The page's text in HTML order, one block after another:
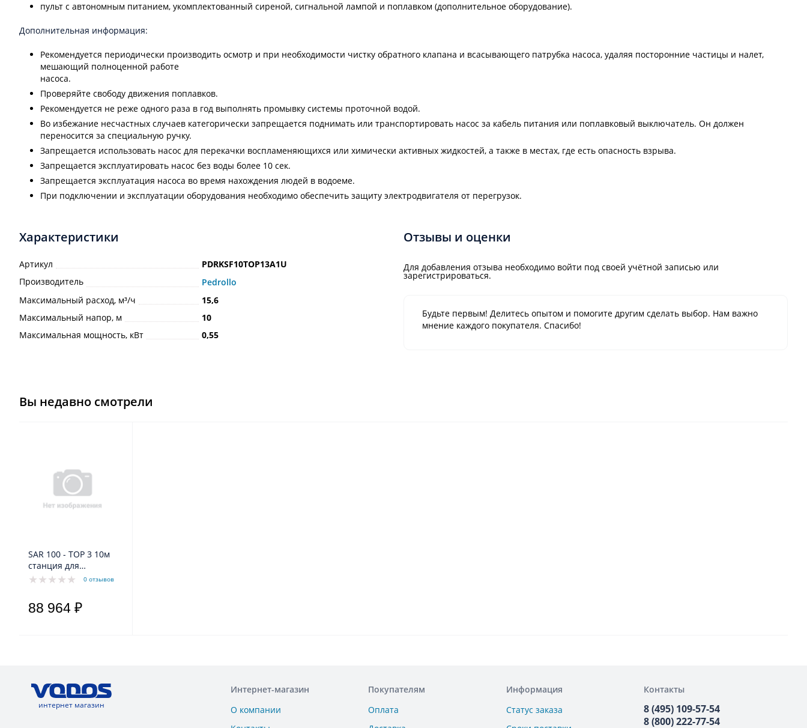
пульт с автономным питанием, укомплектованный сиреной, сигнальной лампой и поплавком (дополнительное оборудование).
Дополнительная информация:
Рекомендуется периодически производить осмотр и при необходимости чистку обратного клапана и всасывающего патрубка насоса, удаляя посторонние частицы и налет,
мешающий полноценной работе
насоса.
Проверяйте свободу движения поплавков.
Рекомендуется не реже одного раза в год выполнять промывку системы проточной водой.
Во избежание несчастных случаев категорически запрещается поднимать или транспортировать насос за кабель питания или поплавковый выключатель. Он должен
переносится за специальную ручку.
Запрещается использовать насос для перекачки воспламеняющихся или химически активных жидкостей, а также в местах, где есть опасность взрыва.
Запрещается эксплуатировать насос без воды более 10 сек.
Запрещается эксплуатация насоса во время нахождения людей в водоеме.
При подключении и эксплуатации оборудования необходимо обеспечить защиту электродвигателя от перегрузок.
Характеристики
Артикул
PDRKSF10TOP13A1U
Производитель
Pedrollo
Максимальный расход, м³/ч
15,6
Максимальный напор, м
10
Максимальная мощность, кВт
0,55
Отзывы и оценки
Для добавления отзыва необходимо войти под своей учётной записью или
зарегистрироваться.
Будьте первым! Делитесь опытом и помогите другим сделать выбор. Нам важно
мнение каждого покупателя. Спасибо!
Вы недавно смотрели
SAR 100 - TOP 3 10м
станция для
накопления сточных
0 отзывов
88 964 ₽
интернет магазин
Интернет-магазин
О компании
Покупателям
Оплата
Информация
Статус заказа
Контакты
8 (495) 109-57-54
8 (800) 222-77-54